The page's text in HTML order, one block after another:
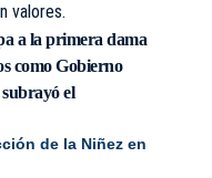
valores.
a la primera dama
como Gobierno
el
de la Niñez en